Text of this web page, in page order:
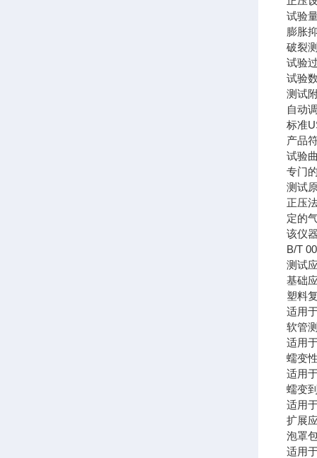
试验
膨胀
破裂
试验
试验
测试
自动
标准
产品
试验
专门
测试
正压
定的
该仪
B/T
测试
基础
塑
适用
软
适用
蠕
适用
蠕
适用
扩展
泡罩
适用